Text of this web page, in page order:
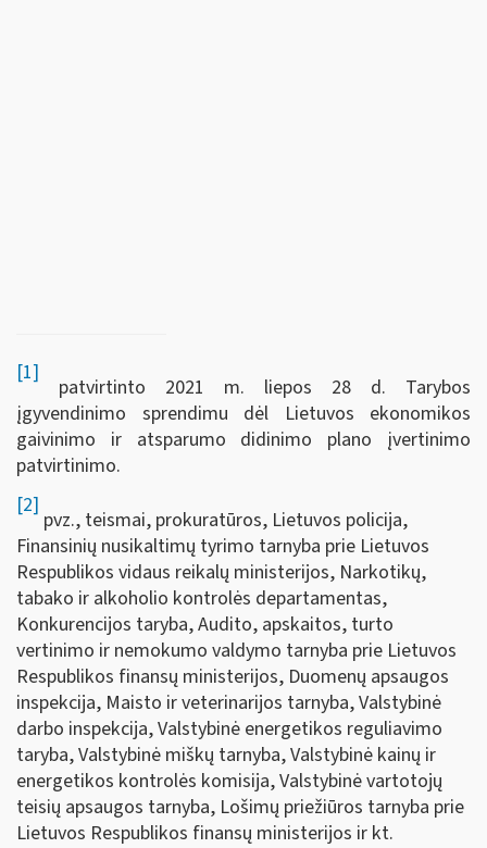
[1]
patvirtinto 2021 m. liepos 28 d. Tarybos
įgyvendinimo sprendimu dėl Lietuvos ekonomikos
gaivinimo ir atsparumo didinimo plano įvertinimo
patvirtinimo.
[2]
pvz., teismai, prokuratūros, Lietuvos policija,
Finansinių nusikaltimų tyrimo tarnyba prie Lietuvos
Respublikos vidaus reikalų ministerijos, Narkotikų,
tabako ir alkoholio kontrolės departamentas,
Konkurencijos taryba, Audito, apskaitos, turto
vertinimo ir nemokumo valdymo tarnyba prie Lietuvos
Respublikos finansų ministerijos, Duomenų apsaugos
inspekcija, Maisto ir veterinarijos tarnyba, Valstybinė
darbo inspekcija, Valstybinė energetikos reguliavimo
taryba, Valstybinė miškų tarnyba, Valstybinė kainų ir
energetikos kontrolės komisija, Valstybinė vartotojų
teisių apsaugos tarnyba, Lošimų priežiūros tarnyba prie
Lietuvos Respublikos finansų ministerijos ir kt.